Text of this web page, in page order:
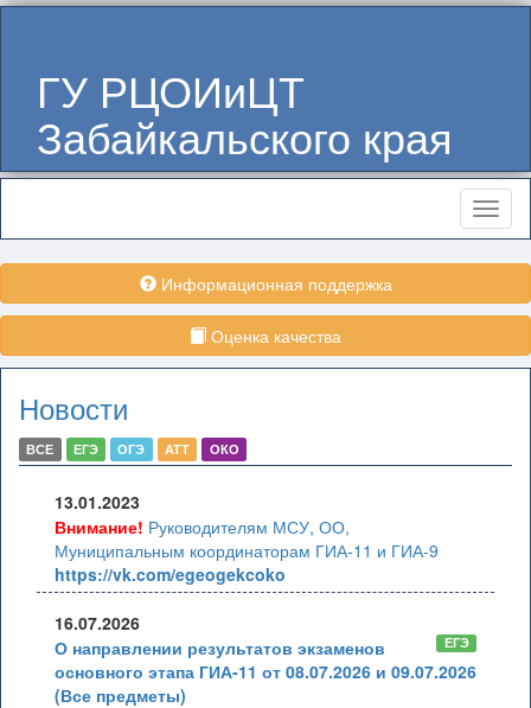
ГУ РЦОИиЦТ
Забайкальского края
Меню
Информационная поддержка
Оценка качества
Новости
ВСЕ ЕГЭ ОГЭ АТТ ОКО
13.01.2023
Внимание! Руководителям МСУ, ОО,
Муниципальным координаторам ГИА-11 и ГИА-9
https://vk.com/egeogekcoko
16.07.2026
ЕГЭ
О направлении результатов экзаменов
основного этапа ГИА-11 от 08.07.2026 и 09.07.2026
(Все предметы)